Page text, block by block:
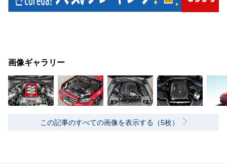
画像ギャラリー
この記事のすべての画像を表示する（5枚）